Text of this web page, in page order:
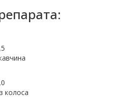
колоса